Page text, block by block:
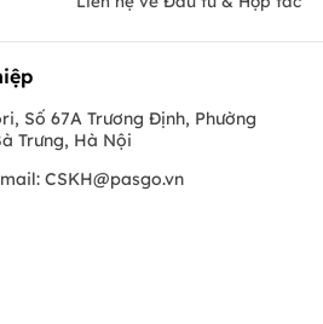
Số 67A Trương Định, Phường
Trưng, Hà Nội
CSKH@pasgo.vn